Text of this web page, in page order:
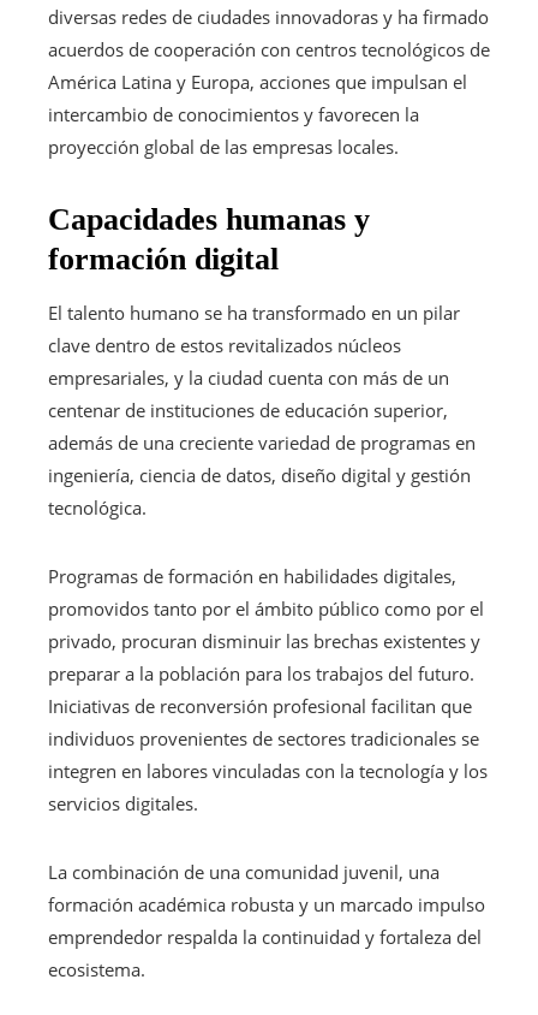
diversas redes de ciudades innovadoras y ha firmado
acuerdos de cooperación con centros tecnológicos de
América Latina y Europa, acciones que impulsan el
intercambio de conocimientos y favorecen la
proyección global de las empresas locales.
Capacidades humanas y
formación digital
El talento humano se ha transformado en un pilar
clave dentro de estos revitalizados núcleos
empresariales, y la ciudad cuenta con más de un
centenar de instituciones de educación superior,
además de una creciente variedad de programas en
ingeniería, ciencia de datos, diseño digital y gestión
tecnológica.
Programas de formación en habilidades digitales,
promovidos tanto por el ámbito público como por el
privado, procuran disminuir las brechas existentes y
preparar a la población para los trabajos del futuro.
Iniciativas de reconversión profesional facilitan que
individuos provenientes de sectores tradicionales se
integren en labores vinculadas con la tecnología y los
servicios digitales.
La combinación de una comunidad juvenil, una
formación académica robusta y un marcado impulso
emprendedor respalda la continuidad y fortaleza del
ecosistema.